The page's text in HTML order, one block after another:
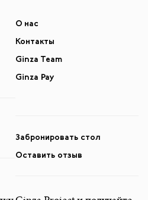
О нас
Контакты
Ginza Team
Ginza Pay
Забронировать стол
Оставить отзыв